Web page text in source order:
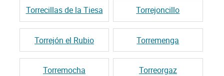
Torrecillas de la Tiesa Torrejoncillo
Torrejón el Rubio Torremenga
Torremocha Torreorgaz